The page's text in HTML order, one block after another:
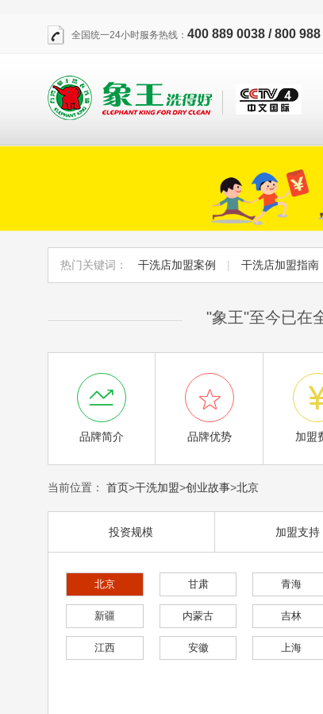
全国统一24小时服务热线： 400 889 0038 / 800
热门关键词： 干洗店加盟案例 | 干洗店加盟指南
"象王"至今已在

品牌简介

品牌优势 加盟
当前位置： 首页>干洗加盟>创业故事>北京
投资规模 加盟支持
北京 甘肃 青海
新疆 内蒙古 吉林
江西 安徽 上海